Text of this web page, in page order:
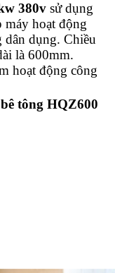
380v sử dụng
máy hoạt động
dụng. Chiều
là 600mm.
hoạt động công
tông HQZ600